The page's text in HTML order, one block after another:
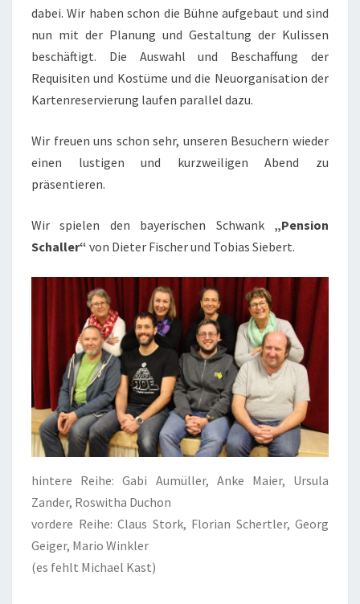
dabei. Wir haben schon die Bühne aufgebaut und sind
nun mit der Planung und Gestaltung der Kulissen
beschäftigt. Die Auswahl und Beschaffung der
Requisiten und Kostüme und die Neuorganisation der
Kartenreservierung laufen parallel dazu.
Wir freuen uns schon sehr, unseren Besuchern wieder
einen lustigen und kurzweiligen Abend zu
präsentieren.
Wir spielen den bayerischen Schwank „Pension
Schaller“ von Dieter Fischer und Tobias Siebert.
hintere Reihe: Gabi Aumüller, Anke Maier, Ursula
Zander, Roswitha Duchon
vordere Reihe: Claus Stork, Florian Schertler, Georg
Geiger, Mario Winkler
(es fehlt Michael Kast)